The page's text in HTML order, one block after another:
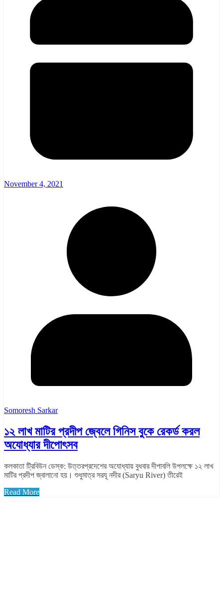
November 4, 2021
Somoresh Sarkar
১২ লাখ মাটির প্রদীপ জ্বেলে গিনিস বুকে রেকর্ড করল
অযোধ্যার দীপোৎসব
কলকাতা ট্রিবিউন ডেস্ক: উত্তরপ্রদেশের অযোধ্যায় বুধবার দীপাবলি উপলক্ষে ১২ লাখ
মাটির প্রদীপ জ্বালানো হয়। শুধুমাত্র সরযূ নদীর (Saryu River) তীরেই
Read More